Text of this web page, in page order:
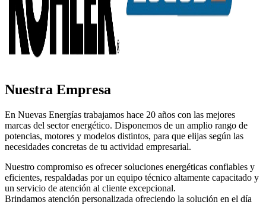
Nuestra Empresa
En Nuevas Energías trabajamos hace 20 años con las mejores
marcas del sector energético. Disponemos de un amplio rango de
potencias, motores y modelos distintos, para que elijas según las
necesidades concretas de tu actividad empresarial.
Nuestro compromiso es ofrecer soluciones energéticas confiables y
eficientes, respaldadas por un equipo técnico altamente capacitado y
un servicio de atención al cliente excepcional.
Brindamos atención personalizada ofreciendo la solución en el día